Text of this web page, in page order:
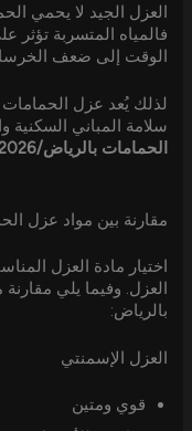
العزل الجيد لا يحمي
فالمياه المتسربة تؤثر
الوقت إلى ضعف
لذلك يُعد عزل
سلامة المباني السكنية
الحمامات بالرياض/2026
مقارنة بين مواد عزل
اختيار مادة العزل
العزل. وفيما يلي
بالرياض:
العزل الإسمنتي
قوي ومتين